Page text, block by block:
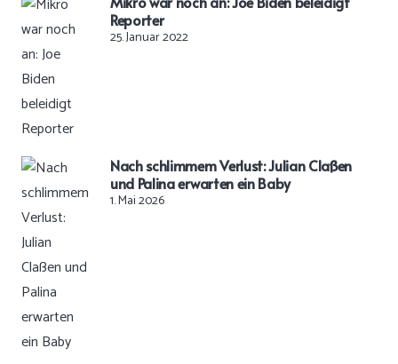
Reporter
25. Januar 2022
Nach schlimmem Verlust: Julian Claßen
und Palina erwarten ein Baby
1. Mai 2026